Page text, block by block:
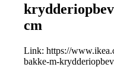
cm
Link: https://
bakke-m-